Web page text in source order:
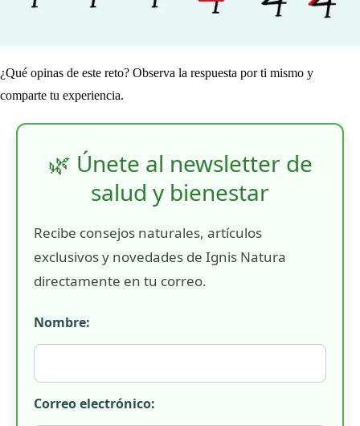
¿Qué opinas de este reto? Observa la respuesta por ti mismo y
comparte tu experiencia.
🌿 Únete al newsletter de
salud y bienestar
Recibe consejos naturales, artículos
exclusivos y novedades de Ignis Natura
directamente en tu correo.
Nombre:
Correo electrónico: